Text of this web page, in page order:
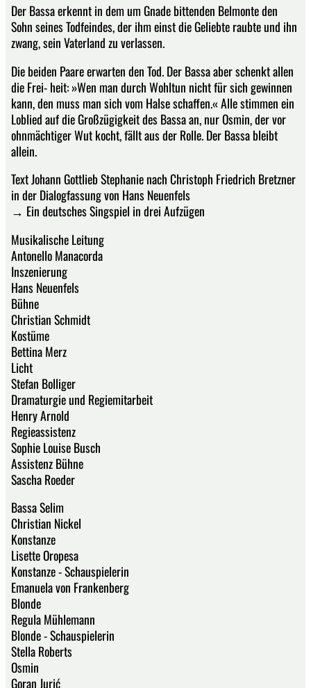
Der Bassa erkennt in dem um Gnade bittenden Belmonte den
Sohn seines Todfeindes, der ihm einst die Geliebte raubte und ihn
zwang, sein Vaterland zu verlassen.
Die beiden Paare erwarten den Tod. Der Bassa aber schenkt allen
die Frei- heit: »Wen man durch Wohltun nicht für sich gewinnen
kann, den muss man sich vom Halse schaffen.« Alle stimmen ein
Loblied auf die Großzügigkeit des Bassa an, nur Osmin, der vor
ohnmächtiger Wut kocht, fällt aus der Rolle. Der Bassa bleibt
allein.
Text Johann Gottlieb Stephanie nach Christoph Friedrich Bretzner
in der Dialogfassung von Hans Neuenfels
→ Ein deutsches Singspiel in drei Aufzügen
Musikalische Leitung
Antonello Manacorda
Inszenierung
Hans Neuenfels
Bühne
Christian Schmidt
Kostüme
Bettina Merz
Licht
Stefan Bolliger
Dramaturgie und Regiemitarbeit
Henry Arnold
Regieassistenz
Sophie Louise Busch
Assistenz Bühne
Sascha Roeder
Bassa Selim
Christian Nickel
Konstanze
Lisette Oropesa
Konstanze - Schauspielerin
Emanuela von Frankenberg
Blonde
Regula Mühlemann
Blonde - Schauspielerin
Stella Roberts
Osmin
Goran Jurić